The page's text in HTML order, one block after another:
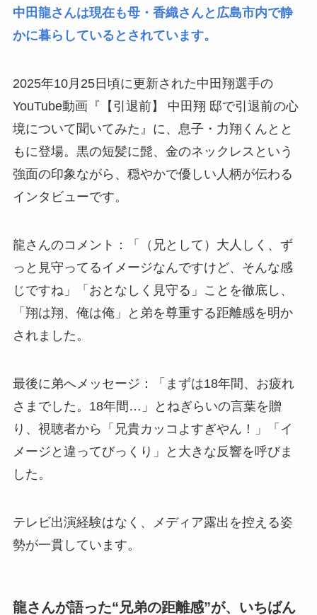
中田龍さんは現在も母・香織さんと広島市内で静
かに暮らしているとされています。
2025年10月25日頃に更新された中田翔選手の
YouTube動画『【引退前】 中田翔 邸で引退前の心
境について聞いてみた』に、息子・力翔くんとと
もに登場。黒の短髪に髭、金のネックレスという
強面の印象ながら、穏やかで優しい人柄が伝わる
インタビューです。
龍さんのコメント：「（兄として）大人しく、ず
っと見守ってるイメージなんですけど、そんな感
じですね」「おとなしく見守る」ことを徹底し、
「翔は翔、俺は俺」と弟を尊重する距離感を明か
されました。
最後に弟へメッセージ：「まずは18年間、お疲れ
さまでした。18年間…」とねぎらいの言葉を贈
り、視聴者から「兄貴カッコよすぎやん！」「イ
メージと違ってびっくり」と大きな反響を呼びま
した。
テレビ出演経験はなく、メディア露出を控える姿
勢が一貫しています。
龍さんが語った“兄弟の距離感”が、いちばん